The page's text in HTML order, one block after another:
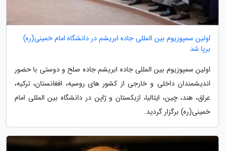
اولین سمپوزیوم بین المللی جاده ابریشم در دانشگاه امام خمینی(ره)
برپا شد
اولین سمپوزیوم بین المللی جاده ابریشم جاده صلح و دوستی با حضور
اندیشمندان داخلی و خارجی از کشور های روسیه، افغانستان، ترکیه،
عراق، هند، چین، ایتالیا، ازبکستان و ژاپن در دانشگاه بین المللی امام
خمینی(ره) برگزار گردید.